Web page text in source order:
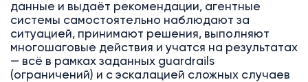
данные и выдаёт рекомендации, агентные
системы самостоятельно наблюдают за
ситуацией, принимают решения, выполняют
многошаговые действия и учатся на результатах
— всё в рамках заданных guardrails
(ограничений) и с эскалацией сложных случаев